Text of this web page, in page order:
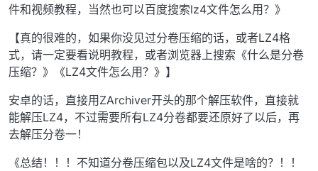
件和视频教程，当然也可以百度搜索lz4文件怎么用？》
【真的很难的，如果你没见过分卷压缩的话，或者LZ4格
式，请一定要看说明教程，或者浏览器上搜索《什么是分卷
压缩？》《LZ4文件怎么用？》】
安卓的话，直接用ZArchiver开头的那个解压软件，直接就
能解压LZ4，不过需要所有LZ4分卷都要还原好了以后，再
去解压分卷一！
《总结！！！不知道分卷压缩包以及LZ4文件是啥的？！！